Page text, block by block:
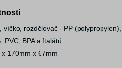
víčko, rozdělovač - PP
PVC, BPA a ftalátů
x 170mm x 67mm